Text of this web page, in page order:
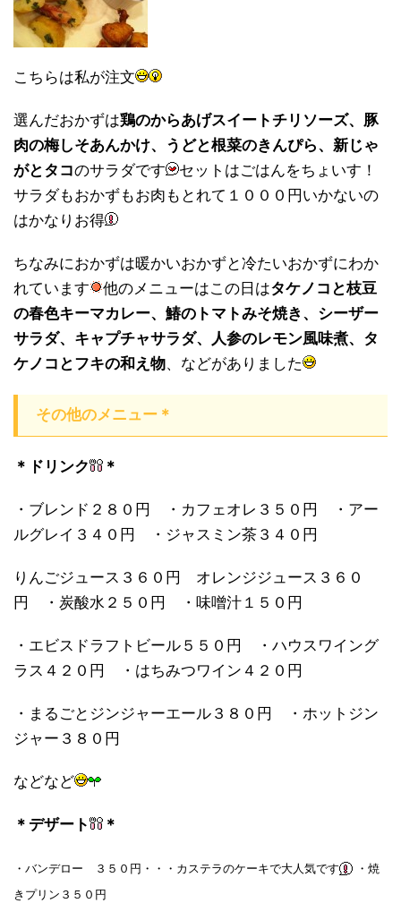
こちらは私が注文
選んだおかずは鶏のからあげスイートチリソーズ、豚
肉の梅しそあんかけ、うどと根菜のきんぴら、新じゃ
がとタコのサラダです
セットはごはんをちょいす！
サラダもおかずもお肉もとれて１０００円いかないの
はかなりお得
ちなみにおかずは暖かいおかずと冷たいおかずにわか
れています
他のメニューはこの日はタケノコと枝豆
の春色キーマカレー、鰆のトマトみそ焼き、シーザー
サラダ、キャプチャサラダ、人参のレモン風味煮、タ
ケノコとフキの和え物、などがありました
その他のメニュー＊
＊ドリンク ＊
・ブレンド２８０円 ・カフェオレ３５０円 ・アー
ルグレイ３４０円 ・ジャスミン茶３４０円
りんごジュース３６０円 オレンジジュース３６０
円 ・炭酸水２５０円 ・味噌汁１５０円
・エビスドラフトビール５５０円 ・ハウスワイング
ラス４２０円 ・はちみつワイン４２０円
・まるごとジンジャーエール３８０円 ・ホットジン
ジャー３８０円
などなど
＊デザート ＊
・バンデロー ３５０円・・・カステラのケーキで大人気です
・焼
きプリン３５０円